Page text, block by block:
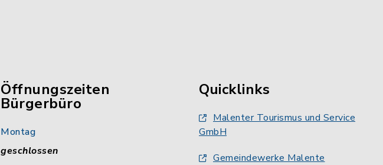
Öffnungszeiten
Bürgerbüro
Montag
geschlossen
Quicklinks
Malenter Tourismus und Service
GmbH
Gemeindewerke Malente